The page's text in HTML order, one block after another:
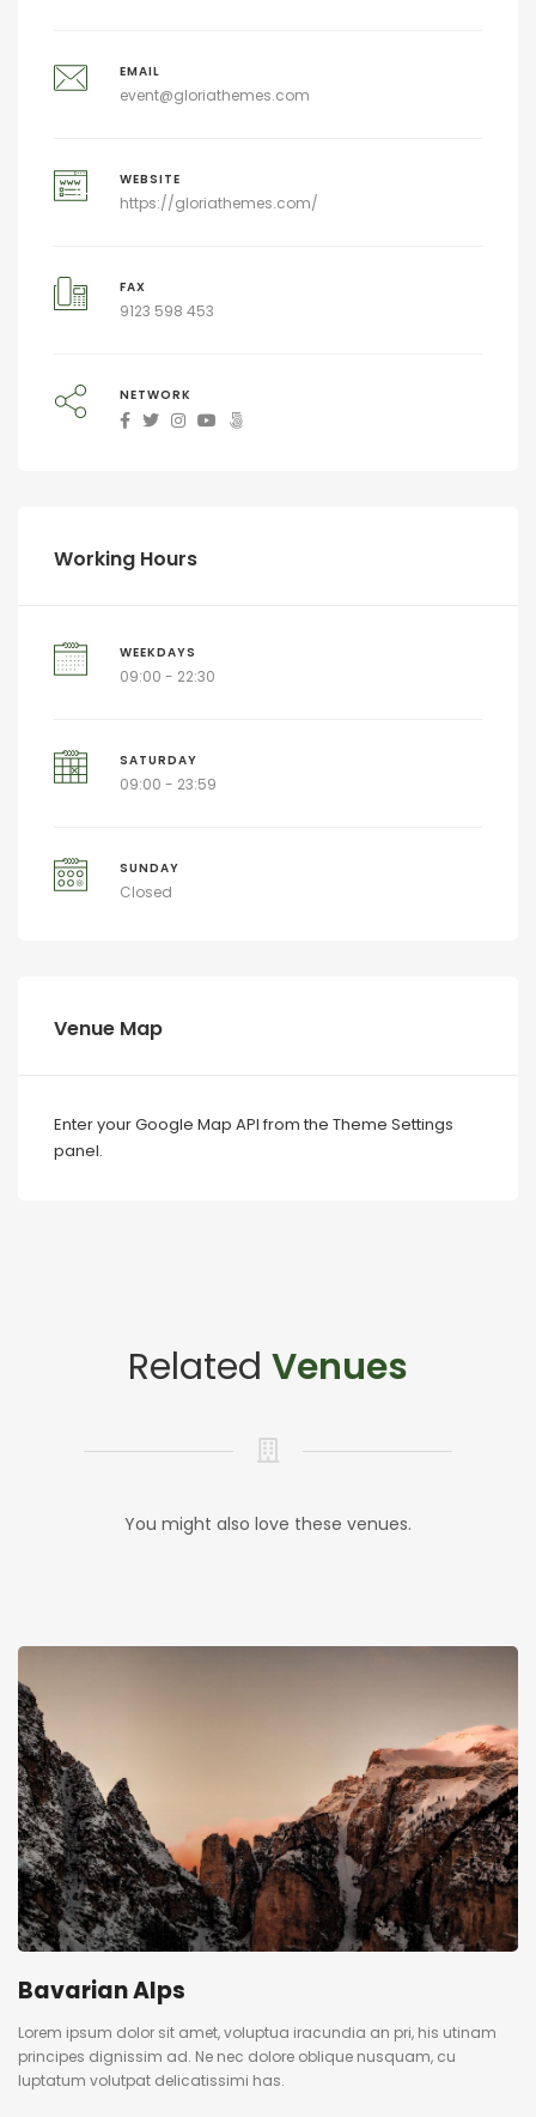
EMAIL
event@gloriathemes.com
WEBSITE
https://gloriathemes.com/
FAX
9123 598 453
NETWORK
Working Hours
WEEKDAYS
09:00 - 22:30
SATURDAY
09:00 - 23:59
SUNDAY
Closed
Venue Map
Enter your Google Map API from the Theme Settings
panel.
Related Venues
You might also love these venues.
Bavarian Alps
Lorem ipsum dolor sit amet, voluptua iracundia an pri, his utinam
principes dignissim ad. Ne nec dolore oblique nusquam, cu
luptatum volutpat delicatissimi has.